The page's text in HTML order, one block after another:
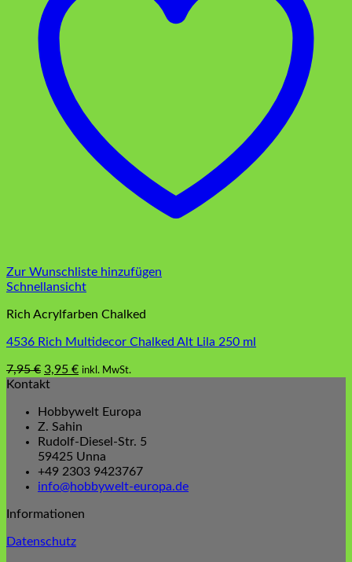
Zur Wunschliste hinzufügen
Schnellansicht
Rich Acrylfarben Chalked
4536 Rich Multidecor Chalked Alt Lila 250 ml
7,95€ Ursprünglicher
Preis
7,95 €
3,95 €Aktueller
3,95 €.
inkl. MwSt.
Kontakt
Hobbywelt Europa
Z. Sahin
Rudolf-Diesel-Str. 5
59425 Unna
+49 2303 9423767
info@hobbywelt-europa.de
Informationen
Datenschutz